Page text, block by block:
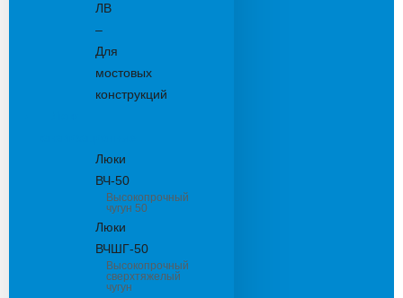
ЛВ
–
Для
мостовых
конструкций
Люки
ВЧ-50
Высокопрочный
чугун 50
Люки
ВЧШГ-50
Высокопрочный
сверхтяжелый
чугун